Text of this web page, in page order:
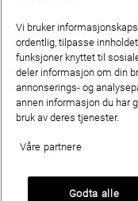
HONGQI EHS7
Vi bruker
ordentlig, tilpasse
funksjoner knyttet til
deler informasjon om din
annonserings- og
annen informasjon du har
bruk av deres tjenester.
Våre partnere
Godta alle